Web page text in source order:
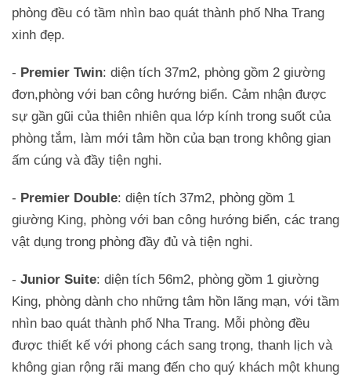
phòng đều có tầm nhìn bao quát thành phố Nha Trang
xinh đẹp.
- Premier Twin: diện tích 37m2, phòng gồm 2 giường
đơn,phòng với ban công hướng biển. Cảm nhận được
sự gần gũi của thiên nhiên qua lớp kính trong suốt của
phòng tắm, làm mới tâm hồn của bạn trong không gian
ấm cúng và đầy tiện nghi.
- Premier Double: diện tích 37m2, phòng gồm 1
giường King, phòng với ban công hướng biển, các trang
vật dụng trong phòng đầy đủ và tiện nghi.
- Junior Suite: diện tích 56m2, phòng gồm 1 giường
King, phòng dành cho những tâm hồn lãng mạn, với tầm
nhìn bao quát thành phố Nha Trang. Mỗi phòng đều
được thiết kế với phong cách sang trọng, thanh lịch và
không gian rộng rãi mang đến cho quý khách một khung